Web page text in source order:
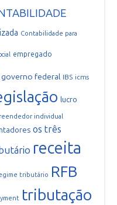
Contabilidade para
empregado
governo federal IBS icms
lucro
individual
os três
receita
tributário RFB
tributação